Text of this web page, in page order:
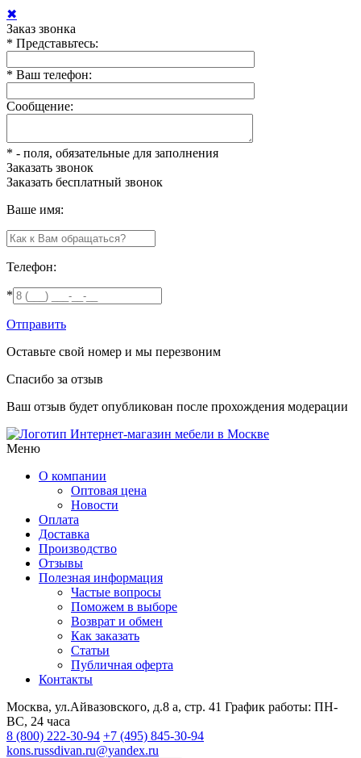
✖
Заказ звонка
* Представьтесь:
* Ваш телефон:
Сообщение:
* - поля, обязательные для заполнения
Заказать звонок
Заказать бесплатный звонок
Ваше имя:
Телефон:
*
Отправить
Оставьте свой номер и мы перезвоним
Спасибо за отзыв
Ваш отзыв будет опубликован после прохождения модерации
Интернет-магазин мебели в Москве
Меню
О компании
Оптовая цена
Новости
Оплата
Доставка
Производство
Отзывы
Полезная информация
Частые вопросы
Поможем в выборе
Возврат и обмен
Как заказать
Статьи
Публичная оферта
Контакты
Москва, ул.Айвазовского, д.8 а, стр. 41 График работы: ПН-
ВС, 24 часа
8 (800) 222-30-94 +7 (495) 845-30-94
kons.russdivan.ru@yandex.ru